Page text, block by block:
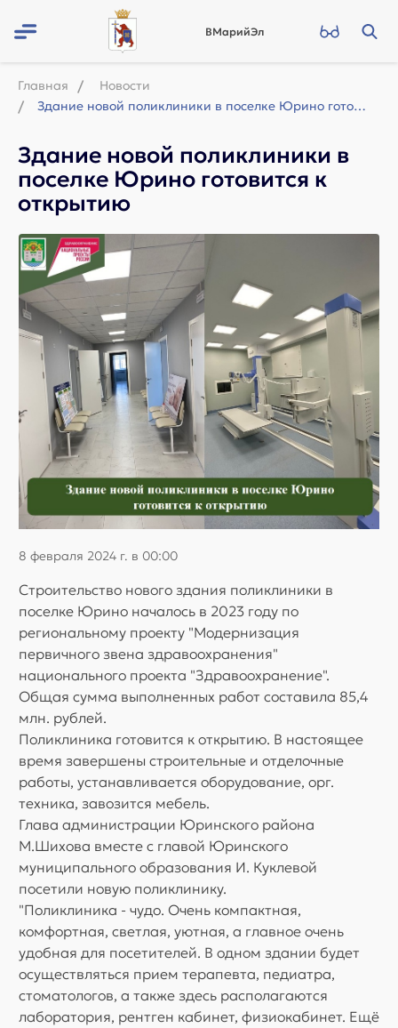
ВМарийЭл
Главная
Новости
Здание новой поликлиники в поселке Юрино готовится к открытию
Здание новой поликлиники в
поселке Юрино готовится к
открытию
8 февраля 2024 г. в 00:00
Строительство нового здания поликлиники в
поселке Юрино началось в 2023 году по
региональному проекту "Модернизация
первичного звена здравоохранения"
национального проекта "Здравоохранение".
Общая сумма выполненных работ составила 85,4
млн. рублей.
Поликлиника готовится к открытию. В настоящее
время завершены строительные и отделочные
работы, устанавливается оборудование, орг.
техника, завозится мебель.
Глава администрации Юринского района
М.Шихова вместе с главой Юринского
муниципального образования И. Куклевой
посетили новую поликлинику.
"Поликлиника - чудо. Очень компактная,
комфортная, светлая, уютная, а главное очень
удобная для посетителей. В одном здании будет
осуществляться прием терапевта, педиатра,
стоматологов, а также здесь располагаются
лаборатория, рентген кабинет, физиокабинет. Ещё